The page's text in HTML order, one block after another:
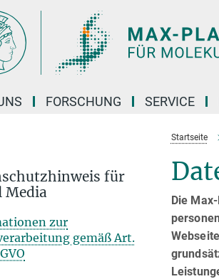
FORSCHUNG SERVICE
Startseite
Die
für
Media
zur
gemäß Art.